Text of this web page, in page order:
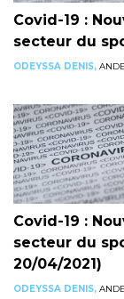
Covid-19 :
secteur du
ODEYSSA DENIS,
Covid-19 :
secteur du
20/04/2021)
ODEYSSA DENIS,